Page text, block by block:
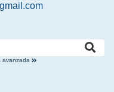
avanzada